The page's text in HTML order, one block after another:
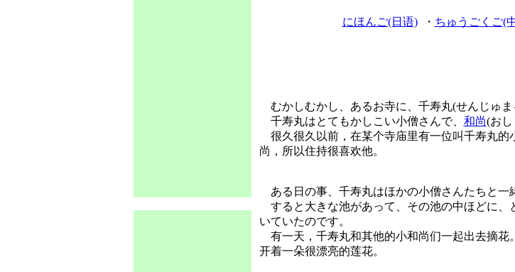
にほんご(日语)・ ちゅうごくご(
むかしむかし、あるお寺に、千寿丸(せんじゅま
千寿丸はとてもかしこい小僧さんで、 和尚(おし
很久很久以前，在某个寺庙里有一位叫千寿丸的
尚，所以住持很喜欢他。
ある日の事、千寿丸はほかの小僧さんたちと一
すると大きな池があって、その池の中ほどに、
いていたのです。
有一天，千寿丸和其他的小和尚们一起出去摘花
开着一朵很漂亮的莲花。